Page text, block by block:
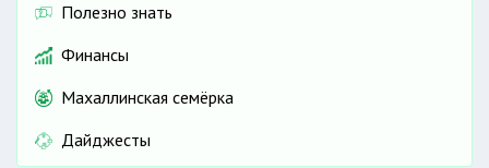
Полезно знать
Финансы
Махаллинская семёрка
Дайджесты